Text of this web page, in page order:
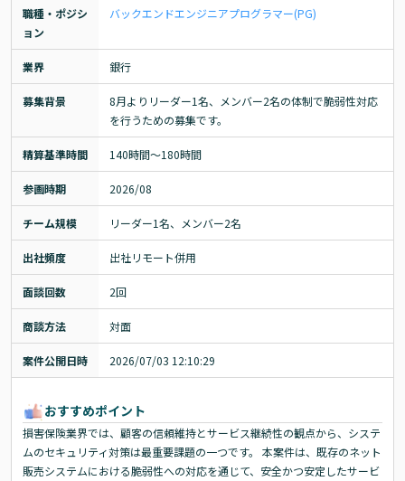
職種・ポジシ
ョン
バックエンドエンジニアプログラマー(PG)
業界 銀行
募集背景
8月よりリーダー1名、メンバー2名の体制で脆弱性対応
を行うための募集です。
精算基準時間 140時間〜180時間
参画時期 2026/08
チーム規模 リーダー1名、メンバー2名
出社頻度 出社リモート併用
面談回数 2回
商談方法 対面
案件公開日時 2026/07/03 12:10:29
おすすめポイント
損害保険業界では、顧客の信頼維持とサービス継続性の観点から、システ
ムのセキュリティ対策は最重要課題の一つです。 本案件は、既存のネット
販売システムにおける脆弱性への対応を通じて、安全かつ安定したサービ